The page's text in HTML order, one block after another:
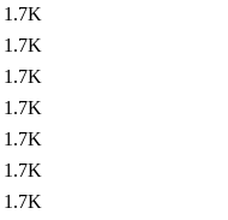
1.7K
1.7K
1.7K
1.7K
1.7K
1.7K
1.7K